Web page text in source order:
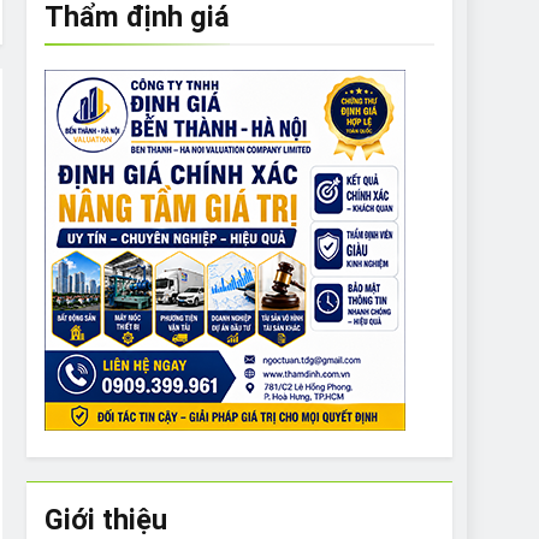
to What Bulldogs Can (and can’t) Eat
Run Long Distances?
I Need to Groom My Bulldog
Thẩm định giá
Giới thiệu